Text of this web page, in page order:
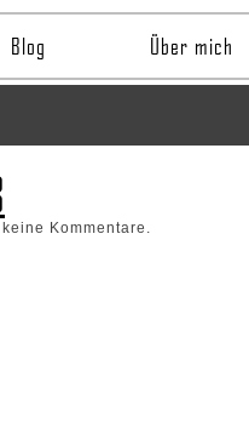
Blog Über mich
Kommentare.